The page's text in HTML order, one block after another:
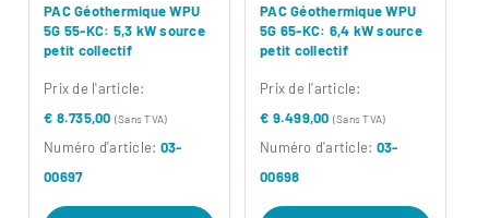
PAC Géothermique WPU
5G 55-KC: 5,3 kW source
petit collectif
Prix ​​de l'article:
€ 8.735,00 (Sans TVA)
Numéro d'article: 03-
00697
PAC Géothermique WPU
5G 65-KC: 6,4 kW source
petit collectif
Prix ​​de l'article:
€ 9.499,00 (Sans TVA)
Numéro d'article: 03-
00698